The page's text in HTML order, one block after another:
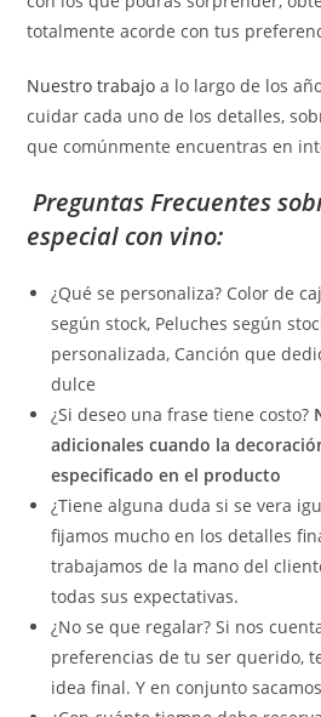
totalmente acorde con tus
Nuestro trabajo a lo largo de los
cuidar cada uno de los detalles,
que comúnmente encuentras en
Preguntas Frecuentes
especial con vino:
¿Qué se personaliza? Color de
según stock, Peluches según
personalizada, Canción que
dulce
¿Si deseo una frase tiene costo?
adicionales cuando la
especificado en el producto
¿Tiene alguna duda si se vera
fijamos mucho en los detalles
trabajamos de la mano del
todas sus expectativas.
¿No se que regalar? Si nos
preferencias de tu ser querido,
idea final. Y en conjunto